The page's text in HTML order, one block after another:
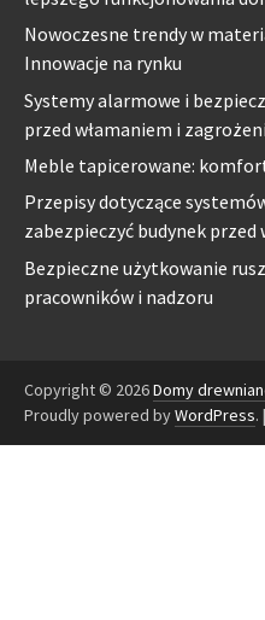
Nowoczesne trendy w
Innowacje na rynku
Systemy alarmowe i
przed włamaniem i
Meble tapicerowane:
Przepisy dotyczące
zabezpieczyć budynek
Bezpieczne użytkowanie
pracowników i nadzoru
Copyright © 2026Domy
Proudly powered byWordPress. |